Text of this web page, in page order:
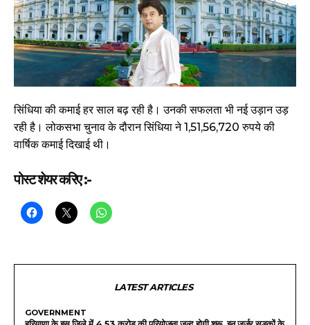
सिंधिया की कमाई हर साल बढ़ रही है। उनकी सफलता भी नई उड़ान उड़
रही है। लोकसभा चुनाव के दौरान सिंधिया ने 1,51,56,720 रुपये की
वार्षिक कमाई दिखाई थी।
पोस्ट शेयर करिए :-
LATEST ARTICLES
GOVERNMENT